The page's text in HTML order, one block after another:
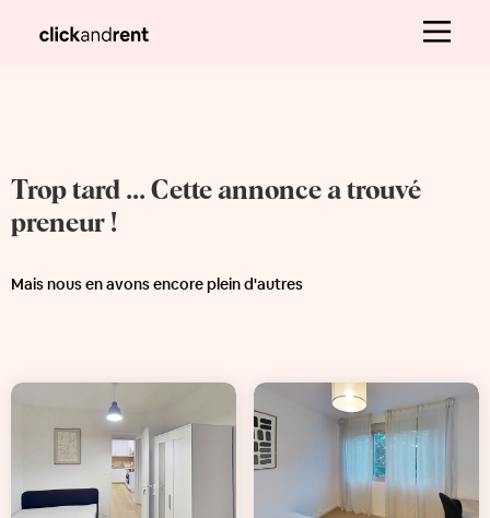
Trop tard ... Cette annonce a trouvé
preneur !
Mais nous en avons encore plein d'autres